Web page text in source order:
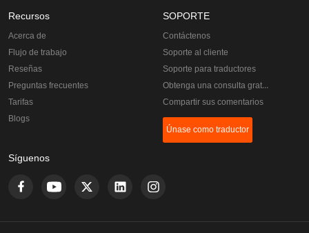
Recursos
Acerca de
Flujo de trabajo
Reseñas
Preguntas frecuentes
Tarifas
Blogs
SOPORTE
Contáctenos
Soporte al cliente
Soporte para traductores
Obtenga una consulta gratuita
Compartir sus comentarios
Únase como traductor
Síguenos